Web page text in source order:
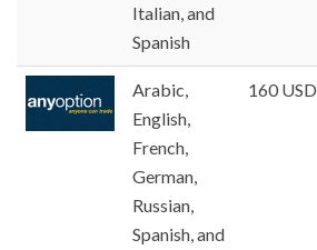
Italian, and
Spanish
Arabic,
English,
French,
German,
Russian,
Spanish, and
160 USD